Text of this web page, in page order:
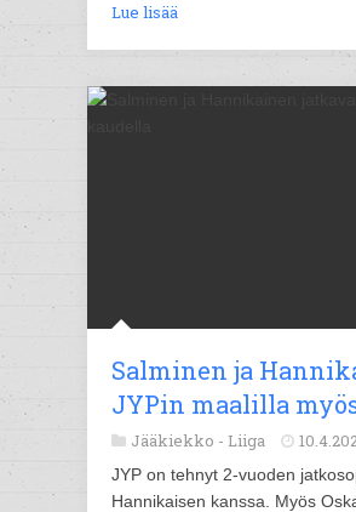
Lue lisää
Salminen ja
JYPin maalilla
Jääkiekko - Liiga
JYP on tehnyt 2-vuoden
Hannikaisen kanssa. Myös